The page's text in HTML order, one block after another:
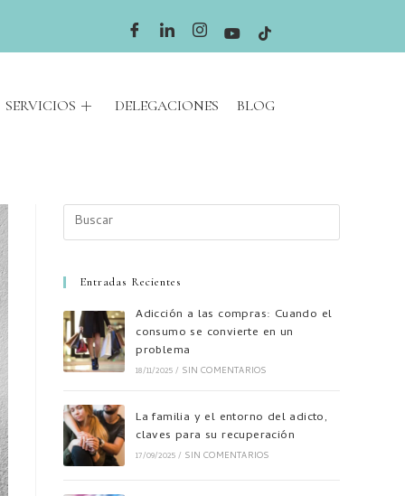
SERVICIOS DELEGACIONES BLOG
Entradas Recientes
Adicción a las compras: Cuando el
consumo se convierte en un
problema
18/11/2025 / SIN COMENTARIOS
La familia y el entorno del adicto,
claves para su recuperación
17/09/2025 / SIN COMENTARIOS